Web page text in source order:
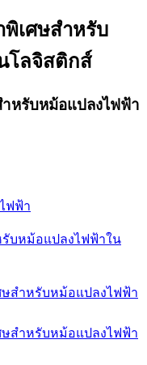
พิเศษสำหรับ
โลจิสติกส์
หรับหม้อแปลงไฟฟ้า
ฟฟ้า